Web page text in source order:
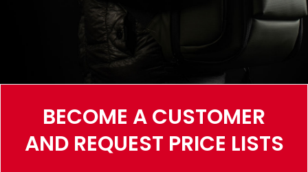
BECOME A CUSTOMER
AND REQUEST PRICE LISTS